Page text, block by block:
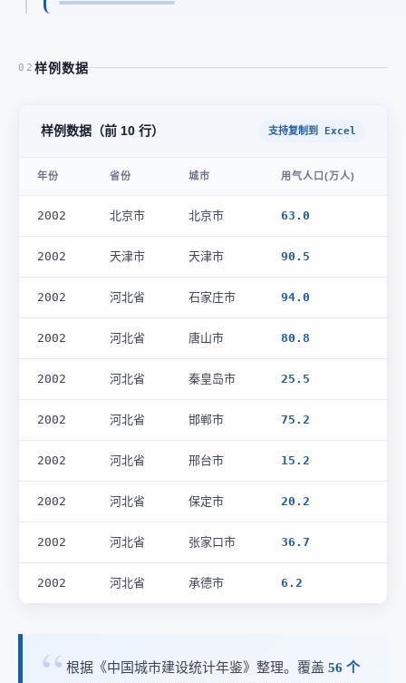
02 样例数据
样例数据（前 10 行） 支持复制到 Excel
年份 省份 城市 用气人口(万人)
2002 北京市 北京市 63.0
2002 天津市 天津市 90.5
2002 河北省 石家庄市 94.0
2002 河北省 唐山市 80.8
2002 河北省 秦皇岛市 25.5
2002 河北省 邯郸市 75.2
2002 河北省 邢台市 15.2
2002 河北省 保定市 20.2
2002 河北省 张家口市 36.7
2002 河北省 承德市 6.2
根据《中国城市建设统计年鉴》整理。覆盖 56 个